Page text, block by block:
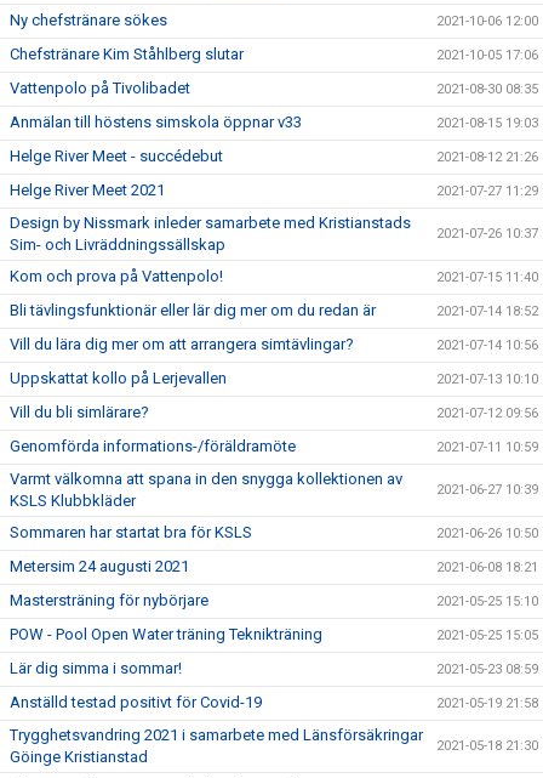
Ny chefstränare sökes 2021-10-06 12:00
Chefstränare Kim Ståhlberg slutar 2021-10-05 17:06
Vattenpolo på Tivolibadet 2021-08-30 08:35
Anmälan till höstens simskola öppnar v33 2021-08-15 19:03
Helge River Meet - succédebut 2021-08-12 21:26
Helge River Meet 2021 2021-07-27 11:29
Design by Nissmark inleder samarbete med Kristianstads
Sim- och Livräddningssällskap
2021-07-26 10:37
Kom och prova på Vattenpolo! 2021-07-15 11:40
Bli tävlingsfunktionär eller lär dig mer om du redan är 2021-07-14 18:52
Vill du lära dig mer om att arrangera simtävlingar? 2021-07-14 10:56
Uppskattat kollo på Lerjevallen 2021-07-13 10:10
Vill du bli simlärare? 2021-07-12 09:56
Genomförda informations-/föräldramöte 2021-07-11 10:59
Varmt välkomna att spana in den snygga kollektionen av
KSLS Klubbkläder
2021-06-27 10:39
Sommaren har startat bra för KSLS 2021-06-26 10:50
Metersim 24 augusti 2021 2021-06-08 18:21
Mastersträning för nybörjare 2021-05-25 15:10
POW - Pool Open Water träning Teknikträning 2021-05-25 15:05
Lär dig simma i sommar! 2021-05-23 08:59
Anställd testad positivt för Covid-19 2021-05-19 21:58
Trygghetsvandring 2021 i samarbete med Länsförsäkringar
Göinge Kristianstad
2021-05-18 21:30